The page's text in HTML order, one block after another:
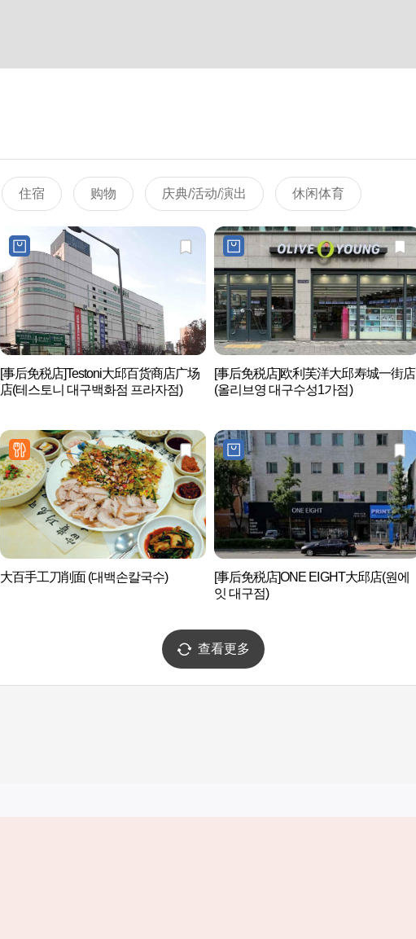
住宿 购物 庆典/活动/演出 休闲体育
[事后免税店]Testoni大邱百货商店广场
店(테스토니 대구백화점 프라자점)
[事后免税店]欧利芙洋大邱寿城一街店
(올리브영 대구수성1가점)
大百手工刀削面 (대백손칼국수)
[事后免税店]ONE EIGHT大邱店(원에
잇 대구점)
查看更多